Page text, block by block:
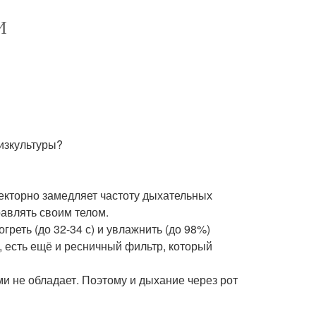
замедляет частоту дыхательных
своим телом.
(до 32-34 с) и увлажнить (до 98%)
ещё и ресничный фильтр, который
не обладает. Поэтому и дыхание через рот